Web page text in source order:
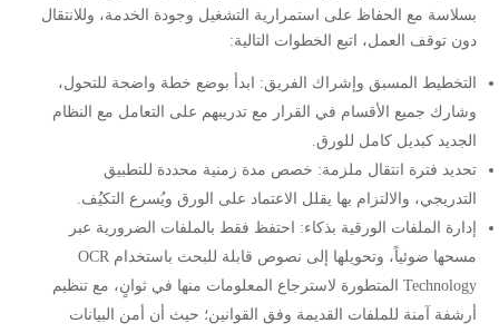
بسلاسة مع الحفاظ على استمرارية التشغيل وجودة الخدمة، وللانتقال
دون توقف العمل، اتبع الخطوات التالية:
التخطيط المسبق وإشراك الفريق: ابدأ بوضع خطة واضحة للتحول،
وشارك جميع الأقسام في القرار مع تدريبهم على التعامل مع النظام
الجديد كبديل كامل للورق.
تحديد فترة انتقال ملزمة: خصص مدة زمنية محددة للتطبيق
التدريجي، والالتزام بها يقلل الاعتماد على الورق ويُسرع التكيُف.
إدارة الملفات الورقية بذكاء: احتفظ فقط بالملفات الضرورية عبر
مسحها ضوئياً، وتحويلها إلى نصوص قابلة للبحث باستخدام OCR
Technology المتطورة لاسترجاع المعلومات منها في ثوانٍ، مع تنظيم
أرشفة آمنة للملفات القديمة وفق القوانين؛ حيث أن أمن البيانات